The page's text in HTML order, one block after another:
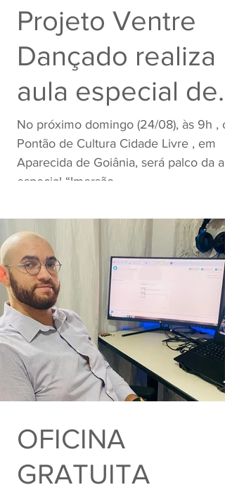
Projeto Ventre
Dançado realiza
aula especial de
Baladi no Pontão
de Cultura Cidade
No próximo domingo (24/08), às 9h , o
Pontão de Cultura Cidade Livre , em
Aparecida de Goiânia, será palco da
especial “Imersão...
OFICINA
GRATUITA